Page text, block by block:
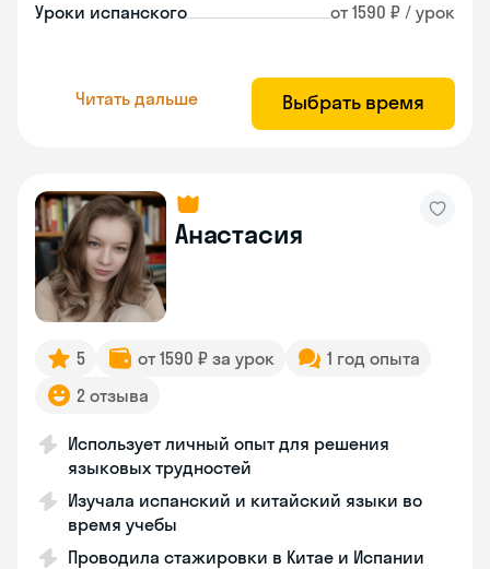
Уроки испанского от 1590 ₽ / урок
Читать дальше Выбрать время
Анастасия
5 от 1590 ₽ за урок
1 год опыта
2 отзыва
Использует личный опыт для решения
языковых трудностей
Изучала испанский и китайский языки во
время учебы
Проводила стажировки в Китае и Испании